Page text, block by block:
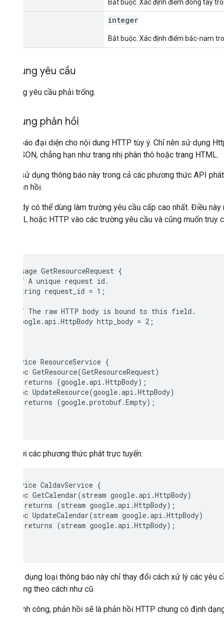
Bắt buộc. Xác định điểm đông tây
integer
Bắt buộc. Xác định điểm bắc-nam
Nội dung yêu cầu
Nội dung yêu cầu phải trống.
Nội dung phản hồi
Thông báo đại diện cho nội dung HTTP tùy ý. Chỉ nên sử dụng
dạng JSON, chẳng hạn như trang nhị phân thô hoặc trang HTML.
Có thể sử dụng thông báo này trong cả các phương thức API
như phản hồi.
HttpBody có thể dùng làm trường yêu cầu cấp cao nhất. Điều
mẫu URL hoặc HTTP vào các trường yêu cầu và cũng muốn truy
message GetResourceRequest {
  // A unique request id.
  string request_id = 1;
  // The raw HTTP body is bound to this field.
  google.api.HttpBody http_body = 2;
service ResourceService {
  rpc GetResource(GetResourceRequest)
    returns (google.api.HttpBody);
  rpc UpdateResource(google.api.HttpBody)
    returns (google.protobuf.Empty);
Ví dụ với các phương thức phát trực tuyến:
service CaldavService {
  rpc GetCalendar(stream google.api.HttpBody)
    returns (stream google.api.HttpBody);
  rpc UpdateCalendar(stream google.api.HttpBody)
    returns (stream google.api.HttpBody);
Việc sử dụng loại thông báo này chỉ thay đổi cách xử lý các
hoạt động theo cách như cũ.
Nếu thành công, phản hồi sẽ là phản hồi HTTP chung có định